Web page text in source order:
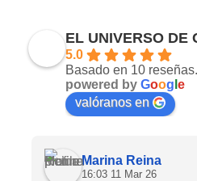
EL UNIVERSO DE
5.0
Basado en 10 reseñas.
powered by Goog e
valóranos en
Marina Reina
16:03 11 Mar 26